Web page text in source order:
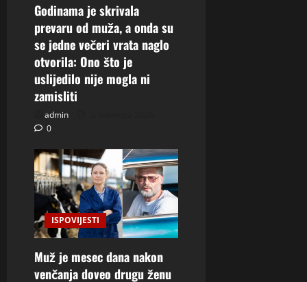
Godinama je skrivala
prevaru od muža, a onda su
se jedne večeri vrata naglo
otvorila: Ono što je
uslijedilo nije mogla ni
zamisliti
admin
0
ISPOVIJESTI
Muž je mesec dana nakon
venčanja doveo drugu ženu